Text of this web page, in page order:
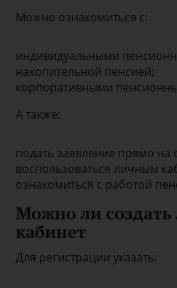
Можно ознакомиться с:
индивидуальными
накопительной пенсией;
корпоративными
А также:
подать заявление прямо на
воспользоваться личным
ознакомиться с работой
Можно ли
кабинет
Для регистрации указать: